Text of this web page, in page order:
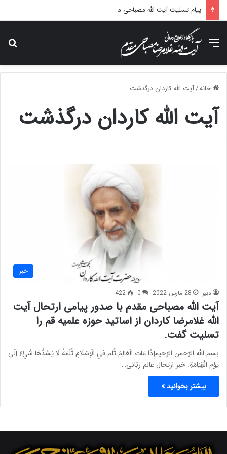
منو
خانه/آیت الله کاردان درگذشت
آیت الله کاردان درگذشت
خبر
دبیر 28 مارس 2022 0
422
آیت الله مصباحی مقدم با صدور پیامی ارتحال آیت
الله غلامرضا کاردان از اساتید حوزه علمیه قم را
تسلیت گفت.
بسم الله الرّحمن الرّحیمإِذَا مَاتَ الْعَالِمُ ثُلِمَ فِي الْإِسْلَامِ ثُلْمَةٌ لَا يَسُدُّهَا شَيْءٌ إِلَى
يَوْمِ الْقِيَامَةِ. خبر ارتحال عالم ربّانی…
بیشتر بخوانید »